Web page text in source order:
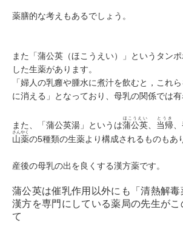
薬膳的な考えもあるでしょう。
また「蒲公英（ほこうえい）」というタン
した生薬があります。
「婦人の乳癰や腫水に煮汁を飲むと，これ
に消える」となっており、母乳の関係では有
また、「蒲公英湯」というは蒲公英
ほこうえい
当帰
とうき
山薬
さんやく
の5種類の生薬より構成されるものもあ
産後の母乳の出を良くする漢方薬です。
蒲公英は催乳作用以外にも「清熱解毒
漢方を専門にしている薬局の先生が
て